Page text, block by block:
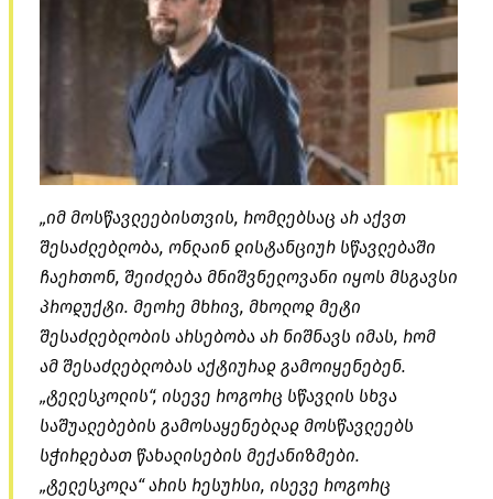
„იმ მოსწავლეებისთვის, რომლებსაც არ აქვთ
შესაძლებლობა, ონლაინ დისტანციურ სწავლებაში
ჩაერთონ, შეიძლება მნიშვნელოვანი იყოს მსგავსი
პროდუქტი. მეორე მხრივ, მხოლოდ მეტი
შესაძლებლობის არსებობა არ ნიშნავს იმას, რომ
ამ შესაძლებლობას აქტიურად გამოიყენებენ.
„ტელესკოლის“, ისევე როგორც სწავლის სხვა
საშუალებების გამოსაყენებლად მოსწავლეებს
სჭირდებათ წახალისების მექანიზმები.
„ტელესკოლა“ არის რესურსი, ისევე როგორც